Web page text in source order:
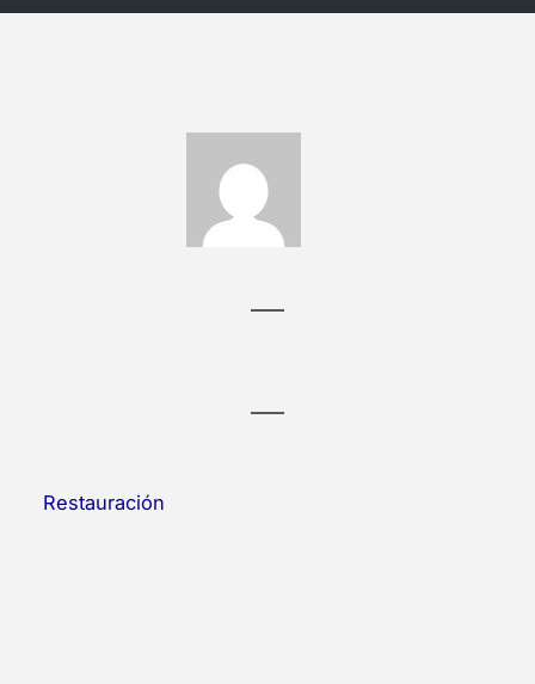
Restauración